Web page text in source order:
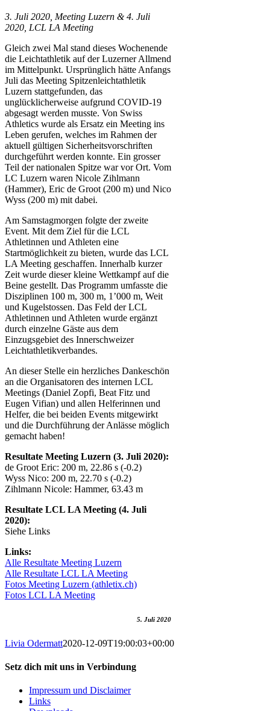
3. Juli 2020, Meeting Luzern & 4. Juli
2020, LCL LA Meeting
Gleich zwei Mal stand dieses Wochenende
die Leichtathletik auf der Luzerner Allmend
im Mittelpunkt. Ursprünglich hätte Anfangs
Juli das Meeting Spitzenleichtathletik
Luzern stattgefunden, das
unglücklicherweise aufgrund COVID-19
abgesagt werden musste. Von Swiss
Athletics wurde als Ersatz ein Meeting ins
Leben gerufen, welches im Rahmen der
aktuell gültigen Sicherheitsvorschriften
durchgeführt werden konnte. Ein grosser
Teil der nationalen Spitze war vor Ort. Vom
LC Luzern waren Nicole Zihlmann
(Hammer), Eric de Groot (200 m) und Nico
Wyss (200 m) mit dabei.
Am Samstagmorgen folgte der zweite
Event. Mit dem Ziel für die LCL
Athletinnen und Athleten eine
Startmöglichkeit zu bieten, wurde das LCL
LA Meeting geschaffen. Innerhalb kurzer
Zeit wurde dieser kleine Wettkampf auf die
Beine gestellt. Das Programm umfasste die
Disziplinen 100 m, 300 m, 1’000 m, Weit
und Kugelstossen. Das Feld der LCL
Athletinnen und Athleten wurde ergänzt
durch einzelne Gäste aus dem
Einzugsgebiet des Innerschweizer
Leichtathletikverbandes.
An dieser Stelle ein herzliches Dankeschön
an die Organisatoren des internen LCL
Meetings (Daniel Zopfi, Beat Fitz und
Eugen Vifian) und allen Helferinnen und
Helfer, die bei beiden Events mitgewirkt
und die Durchführung der Anlässe möglich
gemacht haben!
Resultate Meeting Luzern (3. Juli 2020):
de Groot Eric: 200 m, 22.86 s (-0.2)
Wyss Nico: 200 m, 22.70 s (-0.2)
Zihlmann Nicole: Hammer, 63.43 m
Resultate LCL LA Meeting (4. Juli
2020):
Siehe Links
Links:
Alle Resultate Meeting Luzern
Alle Resultate LCL LA Meeting
Fotos Meeting Luzern (athletix.ch)
Fotos LCL LA Meeting
5. Juli 2020
Livia Odermatt2020-12-09T19:00:03+00:00
Setz dich mit uns in Verbindung
Impressum und Disclaimer
Links